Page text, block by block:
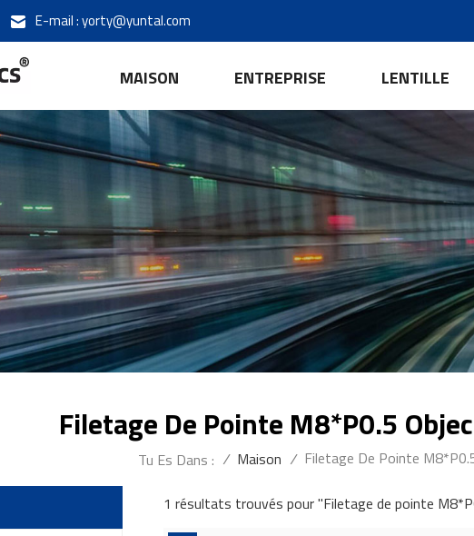
E-mail :yorty@yuntal.com
MAISON ENTREPRISE LENTILLE
Filetage De Pointe M8*P0.5
Tu Es Dans : / Maison / Filetage De Pointe
1 résultats trouvés pour "Filetage de pointe